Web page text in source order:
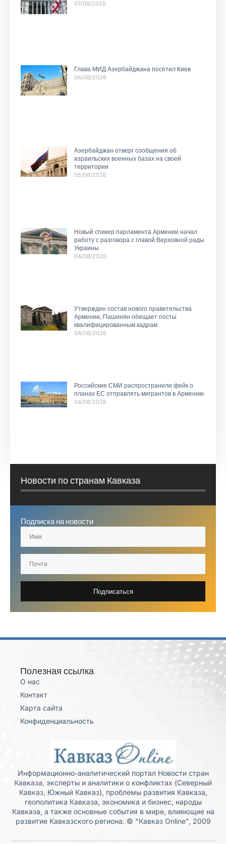
07/08/2026
Глава МИД Азербайджана посетил Киев
06/08/2026
Азербайджан отверг сообщения об
израильских военных базах на своей
территории
05/08/2026
Новый спикер парламента Армении начал
работу с разговора с главой Верховной рады
Украины
04/08/2026
Утвержден состав нового правительства
Армении, Пашинян обещает посты
квалифицированным кадрам
04/08/2026
Российские СМИ распространили фейк о
планах ЕС отправлять мигрантов в Армению
04/08/2026
Новости по странам Кавказа
Подписка на новости
Подписаться
Полезная ссылка
О нас
Контакт
Карта сайта
Конфиденциальность
Информационно-аналитический портал Новости стран
Кавказа, эксперты и аналитики о конфликтах (Северный
Кавказ, Южный Кавказ), проблемы развития Кавказа,
геополитика Кавказа, экономика и бизнес, народы
Кавказа, а также основные события в мире, влияющие на
развитие Кавказского региона. © "Кавказ Online", 2009